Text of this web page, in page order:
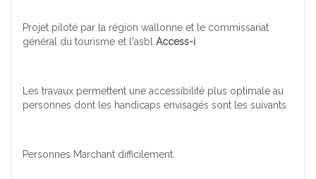
Projet piloté par la région wallonne et le commissariat
général du tourisme et l'asbl Access-i
Les travaux permettent une accessibilité plus optimale au
personnes dont les handicaps envisagés sont les suivants
Personnes Marchant difficilement.